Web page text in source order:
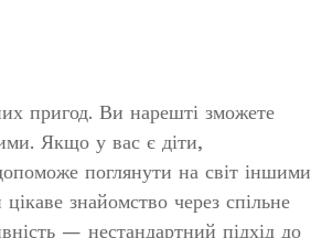
пригод. Ви нарешті зможете
Якщо у вас є діти,
поглянути на світ іншими
знайомство через спільне
— нестандартний підхід до